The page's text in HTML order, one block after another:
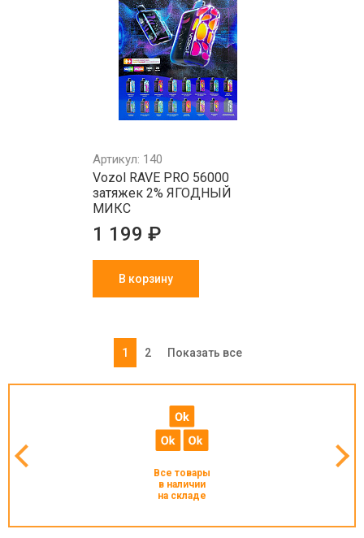
Артикул: 140
Vozol RAVE PRO 56000
затяжек 2% ЯГОДНЫЙ
МИКС
1 199 ₽
В корзину
1 2 Показать все
Все товары
в наличии
на складе